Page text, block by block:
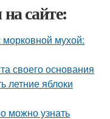
сайте:
мухой:
своего основания
летние яблоки
можно узнать